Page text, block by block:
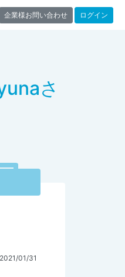
企業様お問い合わせ ログイン
さ
2021/01/31